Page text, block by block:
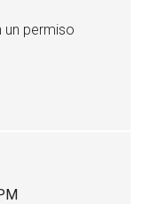
un permiso